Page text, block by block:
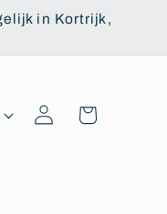
in Kortrijk,
InloggenWinkelwagen